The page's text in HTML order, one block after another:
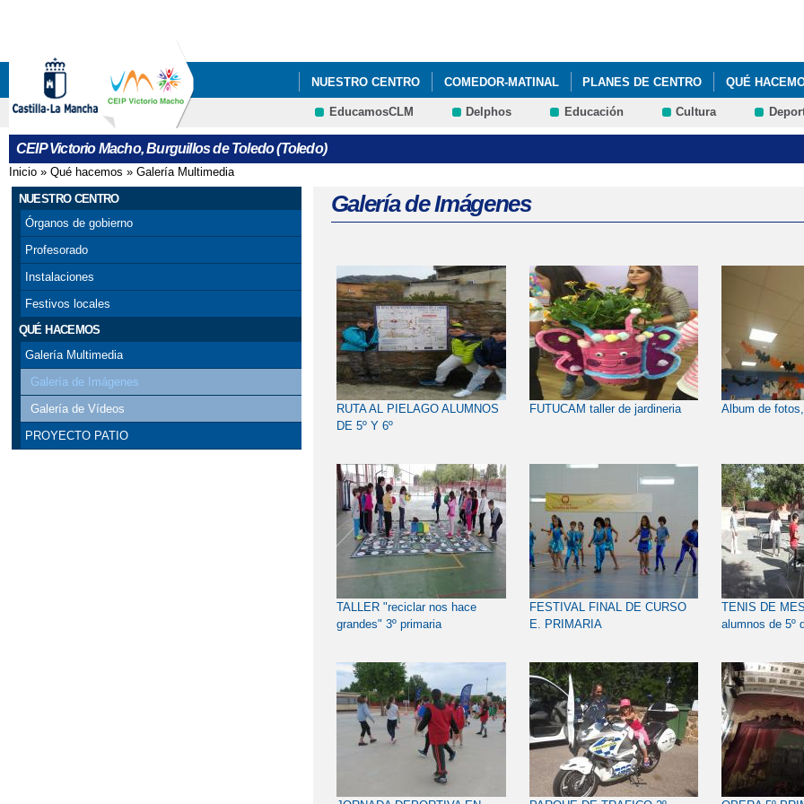
NUESTRO CENTRO COMEDOR-MATINAL PLANES DE CENTRO QUÉ
EducamosCLM Delphos Educación Cultura
CEIP Victorio Macho, Burguillos de Toledo (Toledo)
Se encuentra usted aquí
Inicio » Qué hacemos » Galería Multimedia
NUESTRO CENTRO
Órganos de gobierno
Profesorado
Instalaciones
Festivos locales
QUÉ HACEMOS
Galería Multimedia
Galería de Imágenes
Galería de Vídeos
PROYECTO PATIO
Galería de Imágenes
RUTA AL PIELAGO ALUMNOS
DE 5º Y 6º
FUTUCAM taller de jardineria Album de
TALLER "reciclar nos hace
grandes" 3º primaria
FESTIVAL FINAL DE CURSO
E. PRIMARIA
TENIS DE
alumnos de 5º
Páginas